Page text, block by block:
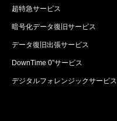
超特急サービス
暗号化データ復旧サービス
データ復旧出張サービス
DownTime 0”サービス
デジタルフォレンジックサービス